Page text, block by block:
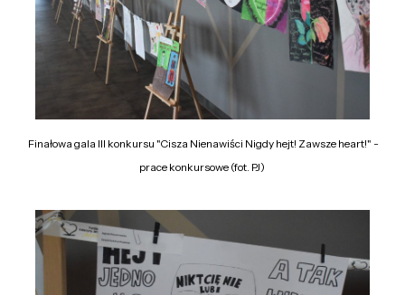
Finałowa gala III konkursu "Cisza Nienawiści Nigdy hejt! Zawsze heart!" -
prace konkursowe (fot. PJ)